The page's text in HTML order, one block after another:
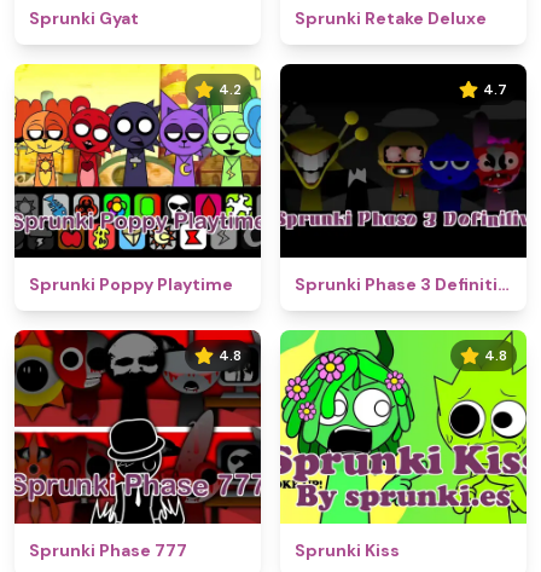
Sprunki Gyat Sprunki Retake Deluxe
4.2
Sprunki Poppy Playtime
4.7
Sprunki Phase 3 Definitive
4.8
Sprunki Phase 777
4.8
Sprunki Kiss